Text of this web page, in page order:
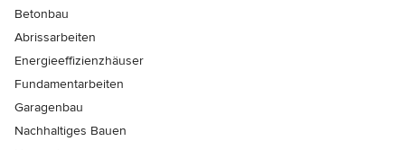
Betonbau
Abrissarbeiten
Energieeffizienzhäuser
Fundamentarbeiten
Garagenbau
Nachhaltiges Bauen